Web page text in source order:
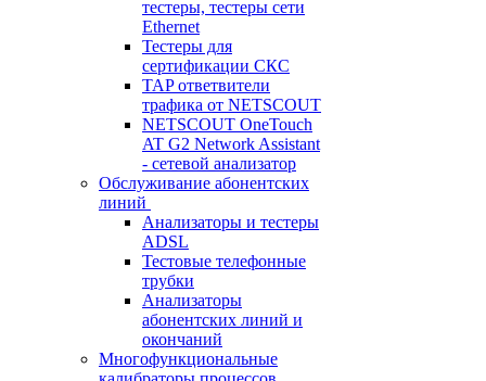
тестеры, тестеры сети
Ethernet
Тестеры для
сертификации СКС
TAP ответвители
трафика от NETSCOUT
NETSCOUT OneTouch
AT G2 Network Assistant
- сетевой анализатор
Обслуживание абонентских
линий
Анализаторы и тестеры
ADSL
Тестовые телефонные
трубки
Анализаторы
абонентских линий и
окончаний
Многофункциональные